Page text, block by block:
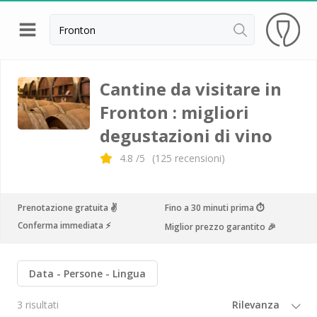
Indietro
Cantine da visitare e degustazioni vini Alsazia
Cantine da visitare e degustazioni vini Beaujolais
Cantine da visitare e degustazioni vini Bordeaux
Cantine da visitare e degustazioni vini Borgogna
Champagne
Cantine da visitare e degustazioni vini Giura
Cantine da visitare e degustazioni vini Languedoc
Roussillon
Cantine da visitare e degustazioni vini Poitou
Cantine da visitare in
Fronton : migliori
degustazioni di vino
4.8 /5 (125 recensioni)
Prenotazione gratuita ✌️
Fino a 30 minuti prima ⏱
Conferma immediata ⚡️
Miglior prezzo garantito 🎉
Data Persone Lingua
3 risultati